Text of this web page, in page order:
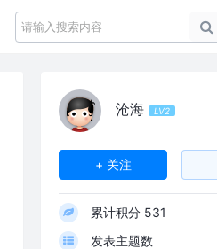
沧海 LV2
+ 关注
累计积分 531
发表主题数